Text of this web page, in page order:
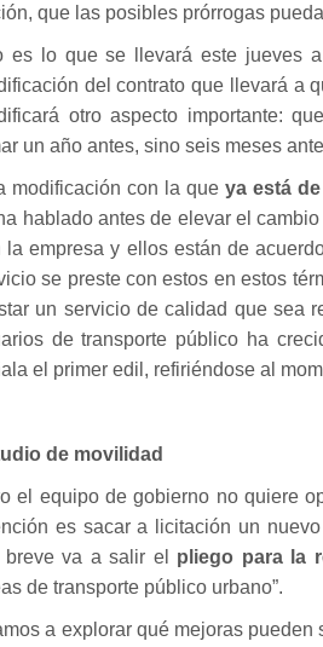
que las posibles prórrogas
es lo que se llevará este jueves
del contrato que llevará a
otro aspecto importante:
un año antes, sino seis meses
modificación con la que ya está
hablado antes de elevar el
la empresa y ellos están de
se preste con estos en estos
un servicio de calidad que sea
de transporte público ha
el primer edil, refiriéndose al
de movilidad
el equipo de gobierno no quiere
es sacar a licitación un
breve va a salir el
pliego para la
de transporte público urbano”.
a explorar qué mejoras